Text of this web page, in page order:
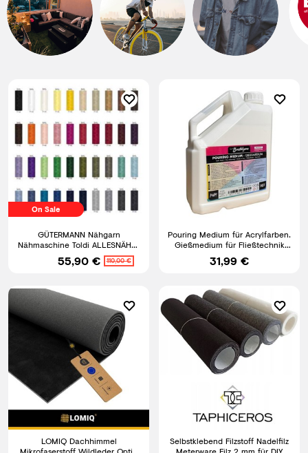
On Sale
GÜTERMANN Nähgarn
Nähmaschine Toldi ALLESNÄHER
Universal Nähfaden 500m 40
Farben
55,90 € 110,00 €
Pouring Medium für Acrylfarben.
Gießmedium für Fließtechnik
und Gießanwendungen
31,99 €
LOMIQ Dachhimmel
Selbstklebend Filzstoff Nadelfilz